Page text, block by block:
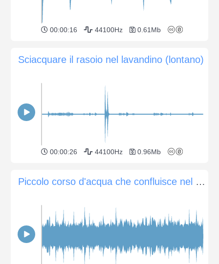
00:00:16 44100Hz 0.61Mb
Sciacquare il rasoio nel lavandino (lontano)
00:00:26 44100Hz 0.96Mb
Piccolo corso d'acqua che confluisce nel fiume Colorado nelle profondità del Grand Canyon.